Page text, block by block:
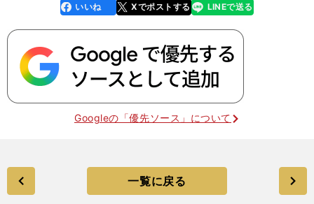
faceboo
k
いいね Xでポストする
line LINEで送る
Googleの「優先ソース」について
一覧に戻る